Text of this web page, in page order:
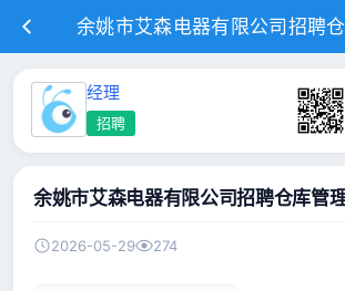
余姚市艾森电器有限公司招聘
经理
招聘
余姚市艾森电器有限公司招聘仓库管
2026-05-29 274